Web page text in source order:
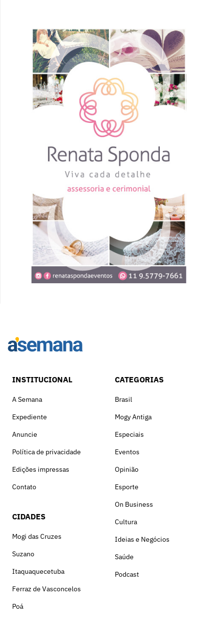
INSTITUCIONAL
A Semana
Expediente
Anuncie
Política de privacidade
Edições impressas
Contato
CIDADES
Mogi das Cruzes
Suzano
Itaquaquecetuba
Ferraz de Vasconcelos
Poá
CATEGORIAS
Brasil
Mogy Antiga
Especiais
Eventos
Opinião
Esporte
On Business
Cultura
Ideias e Negócios
Saúde
Podcast